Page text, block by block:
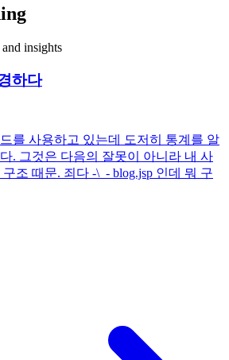
insights
하다
를 사용하고 있는데 도저히 통계를 알
. 그것은 다음의 잘못이 아니라 내 사
조 때문. 죄다 -\_- blog.jsp 인데 뭐 구